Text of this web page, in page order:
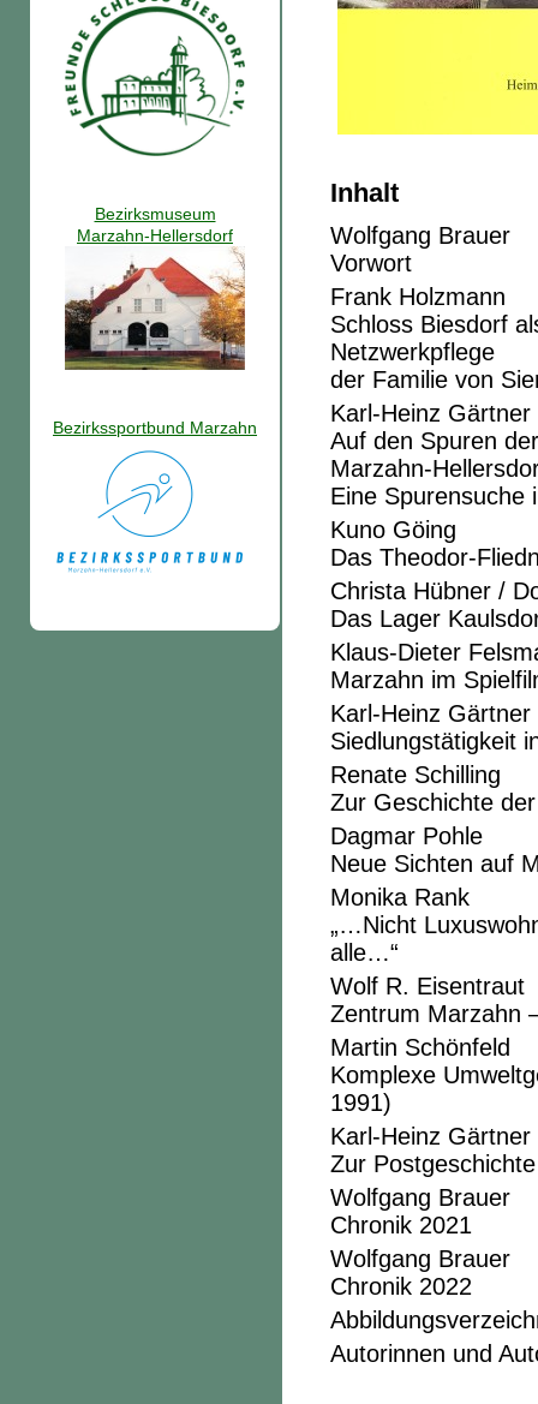
Inhalt
Wolfgang Brauer
Vorwort
Frank Holzmann
Schloss Biesdorf
Netzwerkpflege
der Familie von
Karl-Heinz Gärtner
Auf den Spuren
Marzahn-
Eine Spurensuche
Kuno Göing
Das Theodor-
Christa Hübner /
Das Lager
Klaus-Dieter
Marzahn im
Karl-Heinz Gärtner
Siedlungstätigkeit
Renate Schilling
Zur Geschichte
Dagmar Pohle
Neue Sichten auf
Monika Rank
„…Nicht
alle…“
Wolf R. Eisentraut
Zentrum Marzahn
Martin Schönfeld
Komplexe
1991)
Karl-Heinz Gärtner
Zur
Wolfgang Brauer
Chronik 2021
Wolfgang Brauer
Chronik 2022
Autorinnen und
Bezirksmuseum
Marzahn-Hellersdorf
Bezirkssportbund Marzahn